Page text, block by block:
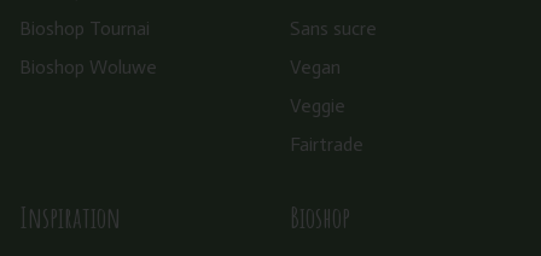
Bioshop Tournai
Bioshop Woluwe
Sans sucre
Vegan
Veggie
Fairtrade
Inspiration Bioshop